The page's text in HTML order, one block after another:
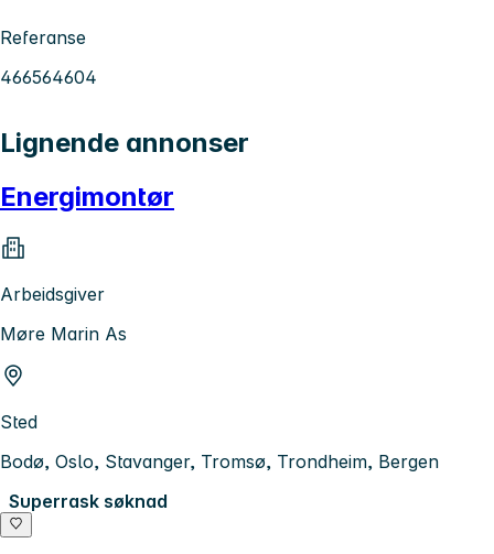
Referanse
466564604
Lignende annonser
Energimontør
Arbeidsgiver
Møre Marin As
Sted
Bodø, Oslo, Stavanger, Tromsø, Trondheim, Bergen
Superrask søknad